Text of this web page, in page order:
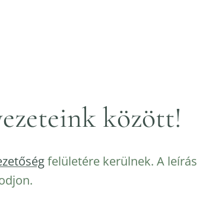
között!
felületére kerülnek. A leírás